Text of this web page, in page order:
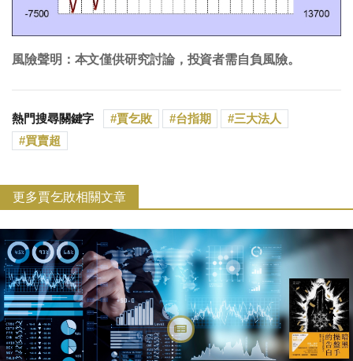
風險聲明：本文僅供研究討論，投資者需自負風險。
熱門搜尋關鍵字 賈乞敗 台指期
三大法人
買賣超
更多賈乞敗相關文章